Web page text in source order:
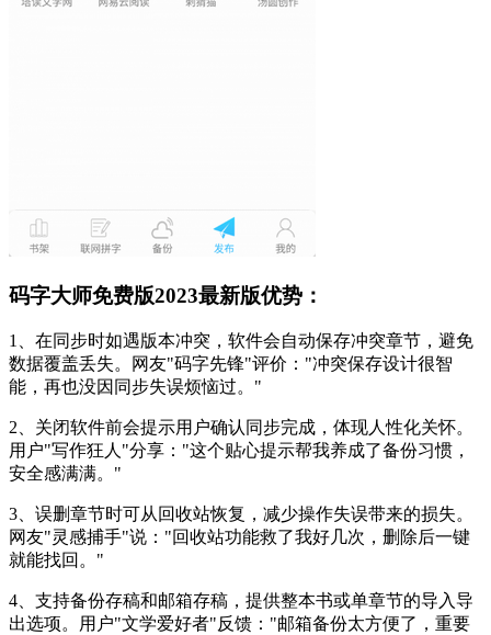
码字大师免费版2023最新版优势：
1、在同步时如遇版本冲突，软件会自动保存冲突章节，避免
数据覆盖丢失。网友"码字先锋"评价："冲突保存设计很智
能，再也没因同步失误烦恼过。"
2、关闭软件前会提示用户确认同步完成，体现人性化关怀。
用户"写作狂人"分享："这个贴心提示帮我养成了备份习惯，
安全感满满。"
3、误删章节时可从回收站恢复，减少操作失误带来的损失。
网友"灵感捕手"说："回收站功能救了我好几次，删除后一键
就能找回。"
4、支持备份存稿和邮箱存稿，提供整本书或单章节的导入导
出选项。用户"文学爱好者"反馈："邮箱备份太方便了，重要